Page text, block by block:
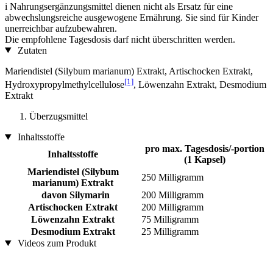
i Nahrungsergänzungsmittel dienen nicht als Ersatz für eine
abwechslungsreiche ausgewogene Ernährung. Sie sind für Kinder
unerreichbar aufzubewahren.
Die empfohlene Tagesdosis darf nicht überschritten werden.
Zutaten
Mariendistel (Silybum marianum) Extrakt, Artischocken Extrakt,
Hydroxypropylmethylcellulose[1], Löwenzahn Extrakt, Desmodium
Extrakt
Überzugsmittel
Inhaltsstoffe
Inhaltsstoffe
pro max. Tagesdosis/-portion
(1 Kapsel)
Mariendistel (Silybum
marianum) Extrakt
250 Milligramm
davon Silymarin
200 Milligramm
Artischocken Extrakt
200 Milligramm
Löwenzahn Extrakt
75 Milligramm
Desmodium Extrakt
25 Milligramm
Videos zum Produkt